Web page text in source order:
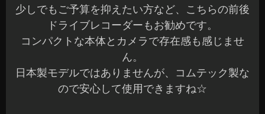
少しでもご予算を抑えたい方など、こちらの前後
ドライブレコーダーもお勧めです。
コンパクトな本体とカメラで存在感も感じませ
ん。
日本製モデルではありませんが、コムテック製な
ので安心して使用できますね☆